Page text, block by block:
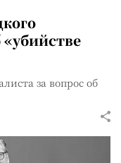
за вопрос об